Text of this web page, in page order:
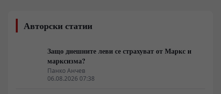
Авторски статии
Защо днешните леви се страхуват от Маркс и
марксизма?
Панко Анчев
06.08.2026 07:38